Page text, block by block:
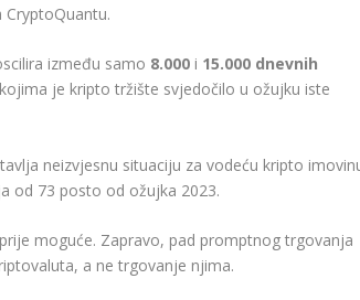
između samo 8.000 i 15.000 dnevnih
kojima je kripto tržište svjedočilo u ožujku iste
neizvjesnu situaciju za vodeću kripto
od 73 posto od ožujka 2023.
moguće. Zapravo, pad promptnog trgovanja
a ne trgovanje njima.